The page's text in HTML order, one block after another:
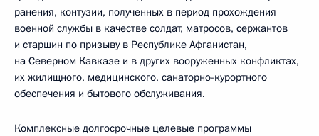
ранения, контузии, полученных в период прохождения
военной службы в качестве солдат, матросов, сержантов
и старшин по призыву в Республике Афганистан,
на Северном Кавказе и в других вооруженных конфликтах,
их жилищного, медицинского, санаторно-курортного
обеспечения и бытового обслуживания.
Комплексные долгосрочные целевые программы